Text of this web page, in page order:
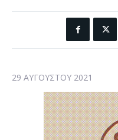
29 ΑΥΓΟΎΣΤΟΥ 2021